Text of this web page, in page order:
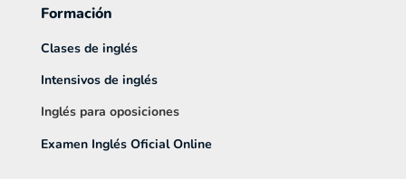
Formación
Clases de inglés
Intensivos de inglés
Inglés para oposiciones
Examen Inglés Oficial Online